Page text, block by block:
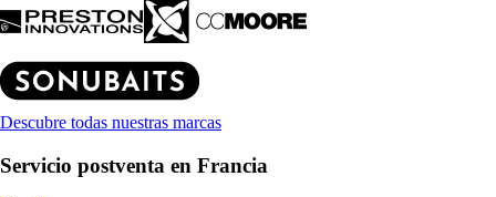
Descubre todas nuestras marcas
Servicio postventa en Francia